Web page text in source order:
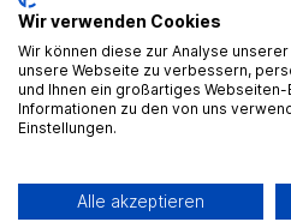
angegebenen Lieferzeiten
Alle Artikel sind, wenn nicht
gültige
® Alle Markennamen, Warenzeichen
sind Eigentum Ihrer rechtmässigen
Wir verwenden Cookies
Wir können diese zur Analyse
unsere Webseite zu verbessern,
und Ihnen ein großartiges
Informationen zu den von uns
Einstellungen.
Alle akzeptieren